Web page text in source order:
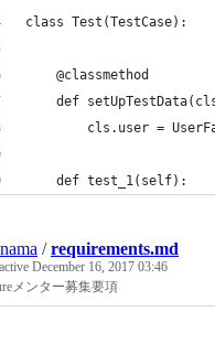
class Test(TestCase):
    @classmethod
def
cls.user =
    def test_1(self):
/requirements.md
December 16, 2017 03:46
メンター募集要項